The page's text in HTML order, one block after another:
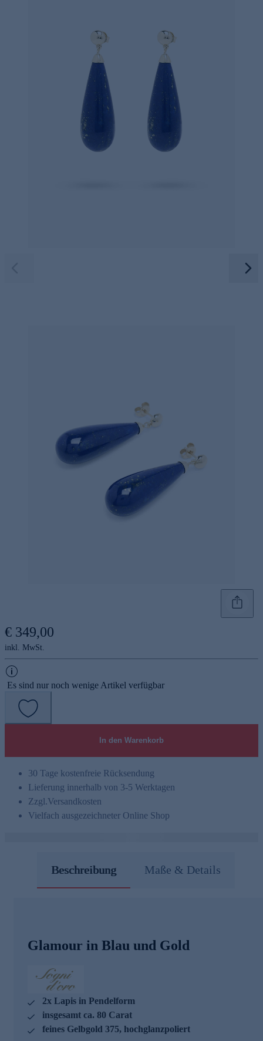
€ 349,00
inkl. MwSt.
Es sind nur noch wenige Artikel verfügbar
In den Warenkorb
30 Tage kostenfreie Rücksendung
Lieferung innerhalb von 3-5 Werktagen
Zzgl.Versandkosten
Vielfach ausgezeichneter Online Shop
Beschreibung Maße & Details
Glamour in Blau und Gold
2x Lapis in Pendelform
insgesamt ca. 80 Carat
feines Gelbgold 375, hochglanzpoliert